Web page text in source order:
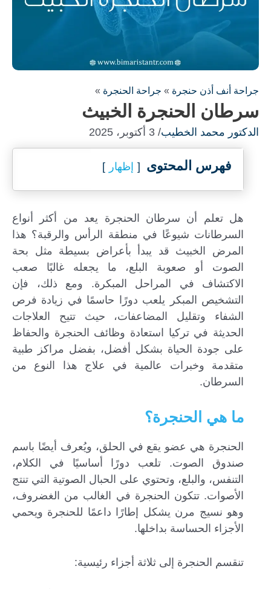
جراحة أنف أذن حنجرة » جراحة الحنجرة »
سرطان الحنجرة الخبيث
الدكتور محمد الخطيب/ 3 أكتوبر، 2025
فهرس المحتوى إظهار
هل تعلم أن سرطان الحنجرة يعد من أكثر أنواع
السرطانات شيوعًا في منطقة الرأس والرقبة؟ هذا
المرض الخبيث قد يبدأ بأعراض بسيطة مثل بحة
الصوت أو صعوبة البلع، ما يجعله غالبًا صعب
الاكتشاف في المراحل المبكرة. ومع ذلك، فإن
التشخيص المبكر يلعب دورًا حاسمًا في زيادة فرص
الشفاء وتقليل المضاعفات، حيث تتيح العلاجات
الحديثة في تركيا استعادة وظائف الحنجرة والحفاظ
على جودة الحياة بشكل أفضل، بفضل مراكز طبية
متقدمة وخبرات عالمية في علاج هذا النوع من
السرطان.
ما هي الحنجرة؟
الحنجرة هي عضو يقع في الحلق، ويُعرف أيضًا باسم
صندوق الصوت. تلعب دورًا أساسيًا في الكلام،
التنفس، والبلع، وتحتوي على الحبال الصوتية التي تنتج
الأصوات. تتكون الحنجرة في الغالب من الغضروف،
وهو نسيج مرن يشكل إطارًا داعمًا للحنجرة ويحمي
الأجزاء الحساسة بداخلها.
تنقسم الحنجرة إلى ثلاثة أجزاء رئيسية:
سنكون على اتصال معك في أسرع وقت ممكن
إرسال...